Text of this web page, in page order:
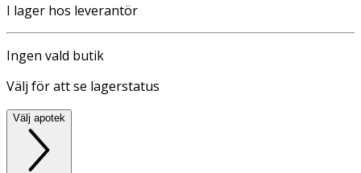
I lager hos leverantör
Ingen vald butik
Välj för att se lagerstatus
Välj apotek